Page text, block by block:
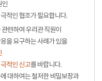
인
적인 협조가 필요합니다.
련하여 우리관 직원이
을 요구하는 사례가 있을
적인 신고를 바랍니다.
대하여는 철저한 비밀보장과